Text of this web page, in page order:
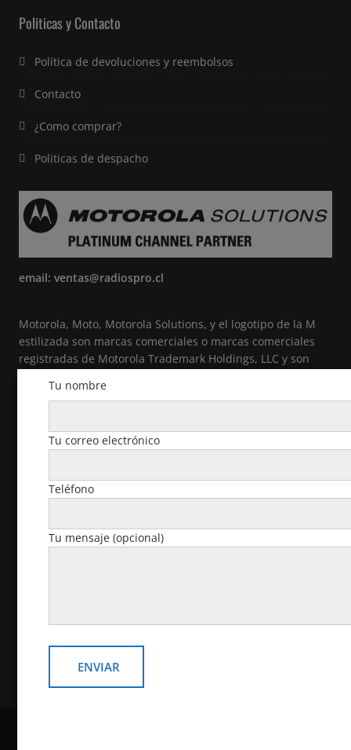
Politicas y Contacto
Política de devoluciones y reembolsos
Contacto
¿Como comprar?
Politicas de despacho
email: ventas@radiospro.cl
Motorola, Moto, Motorola Solutions, y el logotipo de la M
estilizada son marcas comerciales o marcas comerciales
registradas de Motorola Trademark Holdings, LLC y son
comerciales pertenecen a sus respectivos propietarios. ©
Cuenta
Contraseña perdida
Tu nombre
Tu correo electrónico
Teléfono
Tu mensaje (opcional)